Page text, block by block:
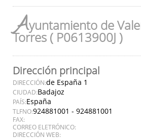
Ayuntamiento de
Torres ( P0613900J )
Dirección principal
DIRECCIÓN:de España 1
CIUDAD:Badajoz
PAÍS:España
TLFNO:924881001 - 924881001
FAX:
CORREO ELETRÓNICO:
DIRECCIÓN WEB: